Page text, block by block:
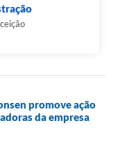
promove ação
da empresa